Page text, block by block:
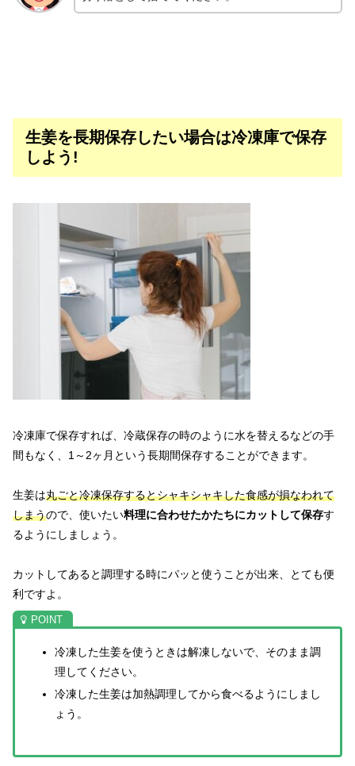
生姜を長期保存したい場合は冷凍庫で保存
しよう!
冷凍庫で保存すれば、冷蔵保存の時のように水を替えるなどの手
間もなく、1～2ヶ月という長期間保存することができます。
生姜は丸ごと冷凍保存するとシャキシャキした食感が損なわれて
しまうので、使いたい料理に合わせたかたちにカットして保存す
るようにしましょう。
カットしてあると調理する時にパッと使うことが出来、とても便
利ですよ。
冷凍した生姜を使うときは解凍しないで、そのまま調
理してください。
冷凍した生姜は加熱調理してから食べるようにしまし
ょう。